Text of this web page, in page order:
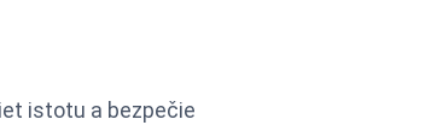
istotu a bezpečie